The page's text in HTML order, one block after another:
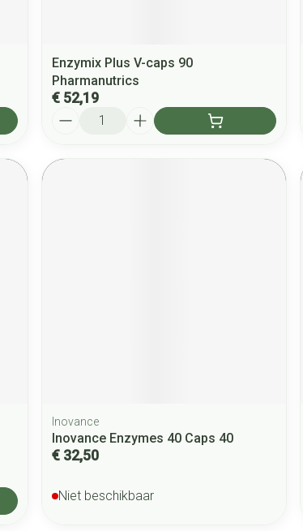
Enzymix Plus V-caps 90
Pharmanutrics
€ 52,19
Inovance
Inovance Enzymes 40 Caps 40
€ 32,50
Niet beschikbaar